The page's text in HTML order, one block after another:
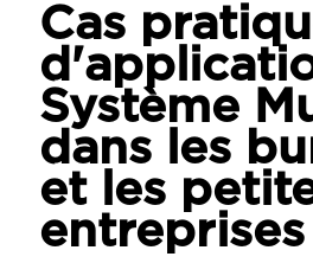
Cas
Système
dans les
et les
entreprises